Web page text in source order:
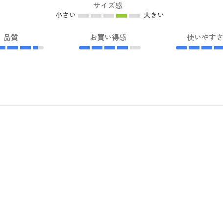
サイズ感
小さい 大きい
品質 お買い得感 使いやすさ